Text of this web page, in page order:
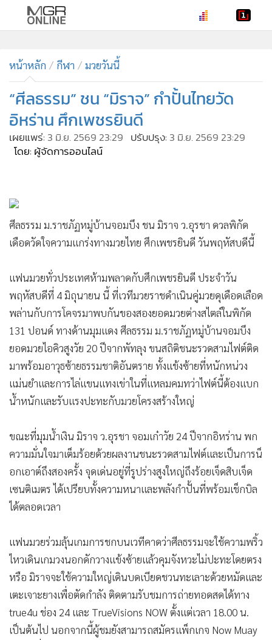
• ทันเหตุการณ์
• ภาคใต้
ภูมิภาค
• Online Section
• บันเทิง
ผู้จัดการรายวัน
• ละคร
Cyber BIZ
Good health & Well-being
• Green Innovation & SD
• Management & HR
• MGR Live
• Infographic
• การเมือง
• ท่องเที่ยว
• กีฬา
• Special Scoop
• เศรษฐกิจ-ธุรกิจ
• จีน
• ชุมชน-คุณภาพชีวิต
Motoring
• เกม
• วิทยาศาสตร์
• SMEs
• หุ้น
• อินโดจีน
หน้าหลัก กีฬา มวยวันนี้
“ศีลธรรม” ชน “มิราจ” กำปั้นไทยวัด
อิหร่าน ศึกเพชรยินดี
เผยแพร่: 3 มิ.ย. 2569 23:29 ปรับปรุง: 3 มิ.ย. 2569 23:29
โดย: ผู้จัดการออนไลน์
ศีลธรรม ม.ราชภัฏหมู่บ้านจอมบึง ชน มิราจ ว.อุรชา ดวลพิกัด
เดือดวัดใจความแกร่งทางมวยไทย ศึกเพชรยินดี วันพฤหัสบดีนี้
แฟนมวยทั่วประเทศห้ามพลาดกับศึกเพชรยินดี ประจำวัน
พฤหัสบดีที่ 4 มิถุนายน นี้ ที่เวทีมวยราชดำเนินคู่มวยดุเดือดเลือด
พล่านกับการโคจรมาพบกันของสองยอดมวยต่างสไตล์ในพิกัด
131 ปอนด์ ทางด้านมุมแดง ศีลธรรม ม.ราชภัฏหมู่บ้านจอมบึง
ยอดมวยไอคิวสูงวัย 20 ปีจากพัทลุง ขนสถิติชนะรวดสามไฟต์ติด
มาพร้อมอาวุธซ้ายธรรมชาติอันตราย ทั้งแข้งซ้ายที่หนักหน่วง
แม่นยำและการไล่แขนแทงเข่าในที่แหลมคมทว่าไฟต์นี้ต้องแบก
น้ำหนักและรับแรงปะทะกับมวยโครงสร้างใหญ่
ขณะที่มุมน้ำเงิน มิราจ ว.อุรชา จอมเก๋าวัย 24 ปีจากอิหร่าน พก
ความมั่นใจมาเต็มร้อยด้วยผลงานชนะรวดสามไฟต์และเป็นการน็
อกเอาต์ถึงสองครั้ง จุดเด่นอยู่ที่รูปร่างสูงใหญ่ถึงร้อยเจ็ดสิบเจ็ด
เซนติเมตร ได้เปรียบทั้งความหนาและพลังกำปั้นที่พร้อมเช็กบิล
ได้ตลอดเวลา
แฟนมวยร่วมลุ้นเกมการชกบนเวทีคาดว่าศีลธรรมจะใช้ความพริ้ว
ไหวเดินเกมวงนอกดักวางแข้งซ้ายแล้วคุมจังหวะไม่ปะทะโดยตรง
หรือ มิราจจะใช้ความใหญ่เดินบดเบียดชวนทะเลาะด้วยหมัดและ
เตะเจาะยางเพื่อตัดกำลัง ติดตามรับชมการถ่ายทอดสดได้ทาง
true4u ช่อง 24 และ TrueVisions NOW ตั้งแต่เวลา 18.00 น.
เป็นต้นไป นอกจากนี้ผู้ชมยังสามารถสมัครแพ็กเกจ Now Muay